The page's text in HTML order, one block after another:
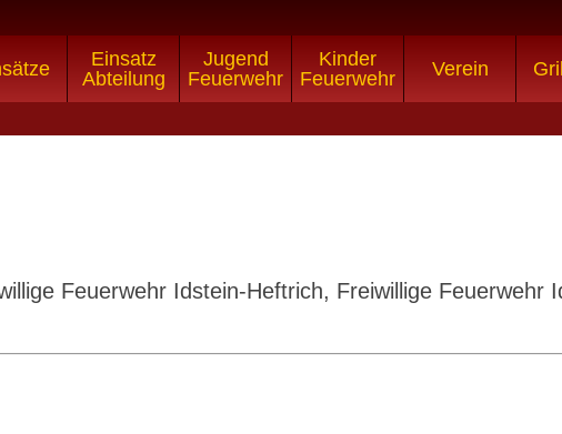
Einsatz
Abteilung
Jugend
Feuerwehr
Kinder
Feuerwehr
Verein
Feuerwehr Idstein-Heftrich, Freiwillige Feuerwehr